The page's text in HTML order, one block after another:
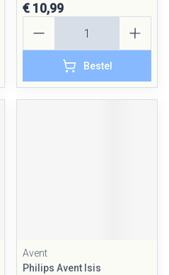
€ 10,99
Bestel
Avent
Philips Avent Isis